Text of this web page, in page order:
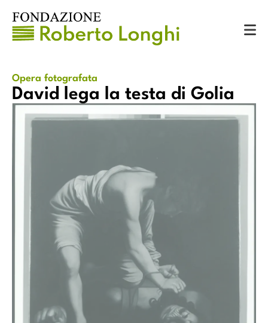
David lega la testa di Golia
David lega la testa di Golia
Opera fotografata